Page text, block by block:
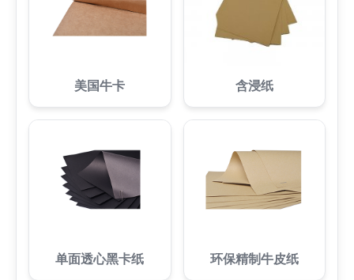
美国牛卡 含浸纸
单面透心黑卡纸 环保精制牛皮纸